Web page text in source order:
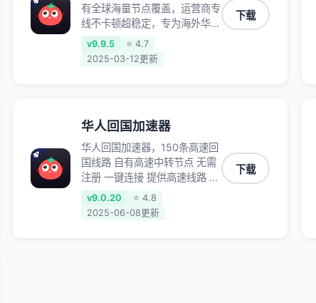
有全球海量节点覆盖，运营商专
线不卡顿超稳定，专为海外华人
和留学生打造，帮助海外华人免
除地域限制，随时高速稳定低延
v9.9.5
⭐ 4.7
2025-03-12更新
下载
华人回国加速器
华人回国加速器，150条高速回
国线路 自有高速中转节点 无需
注册 一键连接 提供高速线路 应
用内直达视频音乐app,快人一
步 应用模式 App互不干扰 不间
v9.0.20
⭐ 4.8
2025-06-08更新
下载